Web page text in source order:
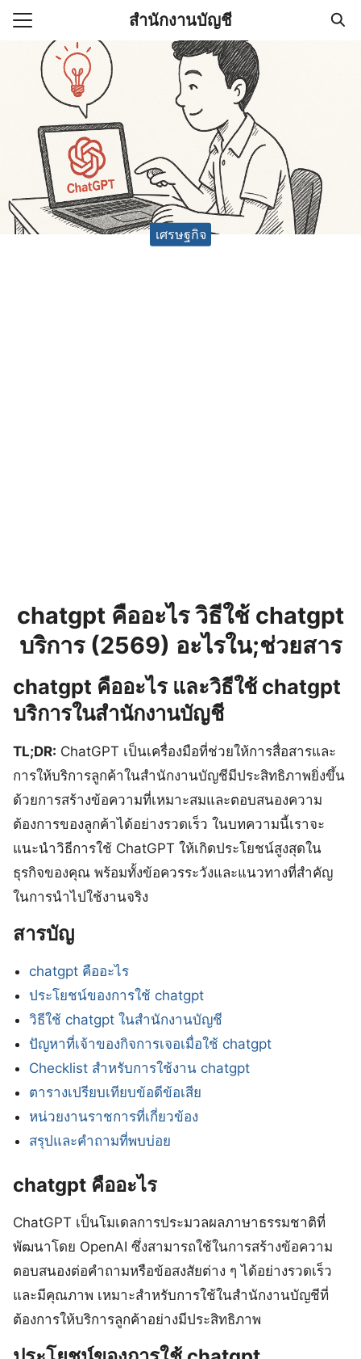
Skip
content
สำนักงานบัญชี
(ไม่มีชื่อ)
านบัญชี (Accounting
ช่วยสำคัญในการบริหาร
Search
เศรษฐกิจ
chatgpt คืออะไร วิธีใช้ chatgpt
บริการ (2569) อะไรใน;ช่วยสาร
chatgpt คืออะไร และวิธีใช้ chatgpt
บริการในสำนักงานบัญชี
TL;DR: ChatGPT เป็นเครื่องมือที่ช่วยให้การสื่อสารและ
การให้บริการลูกค้าในสำนักงานบัญชีมีประสิทธิภาพยิ่งขึ้น
ด้วยการสร้างข้อความที่เหมาะสมและตอบสนองความ
ต้องการของลูกค้าได้อย่างรวดเร็ว ในบทความนี้เราจะ
แนะนำวิธีการใช้ ChatGPT ให้เกิดประโยชน์สูงสุดใน
ธุรกิจของคุณ พร้อมทั้งข้อควรระวังและแนวทางที่สำคัญ
ในการนำไปใช้งานจริง
สารบัญ
chatgpt คืออะไร
ประโยชน์ของการใช้ chatgpt
วิธีใช้ chatgpt ในสำนักงานบัญชี
ปัญหาที่เจ้าของกิจการเจอเมื่อใช้ chatgpt
Checklist สำหรับการใช้งาน chatgpt
ตารางเปรียบเทียบข้อดีข้อเสีย
หน่วยงานราชการที่เกี่ยวข้อง
สรุปและคำถามที่พบบ่อย
chatgpt คืออะไร
ChatGPT เป็นโมเดลการประมวลผลภาษาธรรมชาติที่
พัฒนาโดย OpenAI ซึ่งสามารถใช้ในการสร้างข้อความ
ตอบสนองต่อคำถามหรือข้อสงสัยต่าง ๆ ได้อย่างรวดเร็ว
และมีคุณภาพ เหมาะสำหรับการใช้ในสำนักงานบัญชีที่
ต้องการให้บริการลูกค้าอย่างมีประสิทธิภาพ